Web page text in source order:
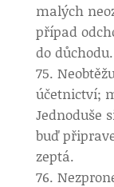
malých
případ
do důchodu.
účetnictví;
Jednoduše
buď
zeptá.